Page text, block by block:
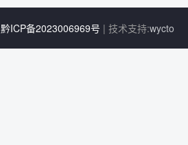
黔ICP备2023006969号 | 技术支持:wycto